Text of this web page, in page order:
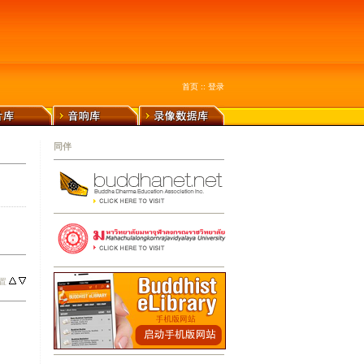
首页 :: 登录
同伴